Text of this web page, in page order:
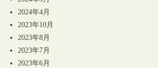
2024年4月
2023年10月
2023年8月
2023年7月
2023年6月